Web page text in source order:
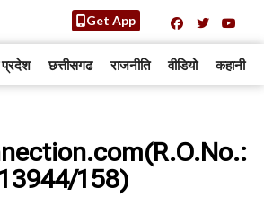
Get App
प्रदेश छत्तीसगढ राजनीति वीडियो कहानी
13944/158)